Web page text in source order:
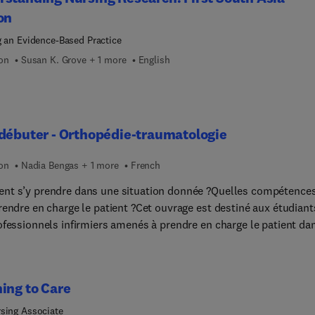
nurturing a child. Not only that, the study questions given at the
chapter will allow the student to self-evaluate their
of the topic.
Evidence-Based Practice
Susan K. Grove + 1 more English
- Orthopédie-traumatologie
Nadia Bengas + 1 more French
s’y prendre dans une situation donnée ?Quelles
en charge le patient ?Cet ouvrage est destiné aux
infirmiers amenés à prendre en charge le patient
cliniques prévalentes.2 – Les situations cliniques prévalentes
de se familiariser avec la prise en charge globale des patients
to Care
Associate